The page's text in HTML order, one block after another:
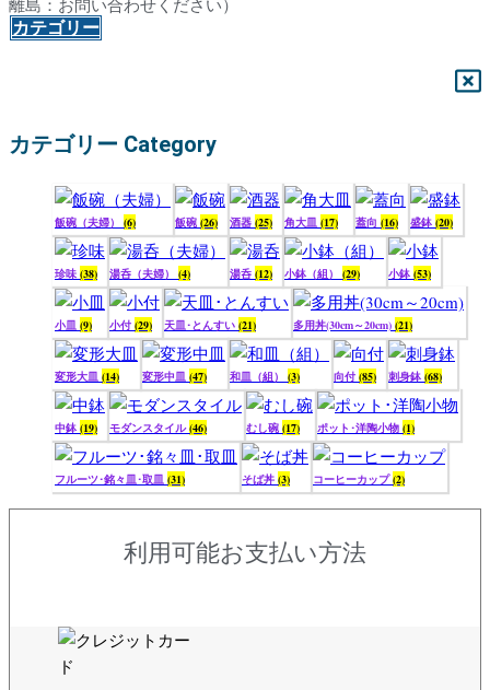
離島：お問い合わせください）
カテゴリー
カテゴリー Category
飯碗（夫婦） (6) 飯碗 (26) 酒器 (25) 角大皿 (17) 蓋向 (16) 盛鉢 (20)
珍味 (38) 湯呑（夫婦） (4) 湯呑 (12) 小鉢（組） (29) 小鉢 (53)
小皿 (9) 小付 (29) 天皿･とんすい (21) 多用丼(30cm～20cm) (21)
変形大皿 (14) 変形中皿 (47) 和皿（組） (3) 向付 (85) 刺身鉢 (68)
中鉢 (19) モダンスタイル(46) むし碗 (17) ポット･洋陶小物 (1)
フルーツ･銘々皿･取皿 (31) そば丼 (3) コーヒーカップ(2)
利用可能お支払い方法